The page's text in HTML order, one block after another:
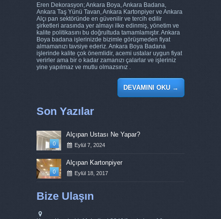
Eren Dekorasyon; Ankara Boya, Ankara Badana,
Ankara Taş Yünü Tavan, Ankara Kartonpiyer ve Ankara
Alçı pan sektöründe en güvenilir ve tercih edilir
şirketleri arasında yer almayı ilke edinmiş, yönetim ve
kalite politikasını bu doğrultuda tamamlamıştır. Ankara
Boya badana işlerinizde bizimle görüşmeden fiyat
almamanızı tavsiye ederiz. Ankara Boya Badana
işlerinde kalite çok önemlidir, acemi ustalar uygun fiyat
verirler ama bir o kadar zamanızı çalarlar ve işleriniz
yine yapılmaz ve mutlu olmazsınız .
DEVAMINI OKU→
Son Yazılar
0
Alçıpan Ustası Ne Yapar?
Eylül 7, 2024
0
Alçıpan Kartonpiyer
Eylül 18, 2017
Bize Ulaşın